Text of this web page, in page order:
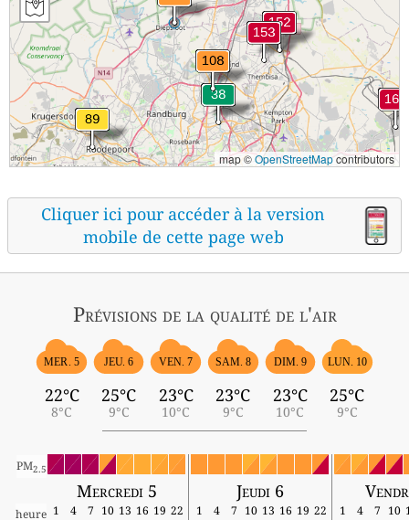
map ©OpenStreetMapcontributors
Cliquer ici pour accéder à la version
mobile de cette page web
Prévisionsde la qualité de l'air
MER. 5
22°C
8°C
JEU. 6
25°C
9°C
VEN. 7
23°C
10°C
SAM. 8
23°C
9°C
DIM. 9
23°C
10°C
LUN. 10
25°C
9°C
PM2.5
Mercredi 5 Jeudi 6
heure 1 4 7 10 13 16 19 22 1 4 7 10 13 16 19 22 1 4 7 10